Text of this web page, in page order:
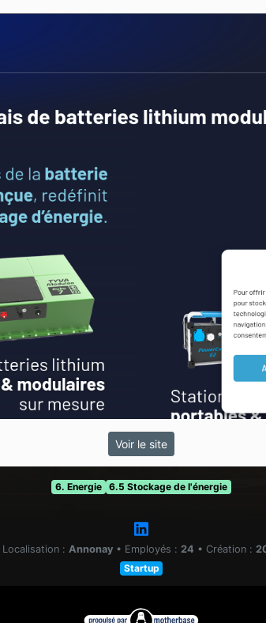
Voir le site
6. Energie 6.5 Stockage de l'énergie
Localisation : Annonay • Employés : 24 • Création :
Startup